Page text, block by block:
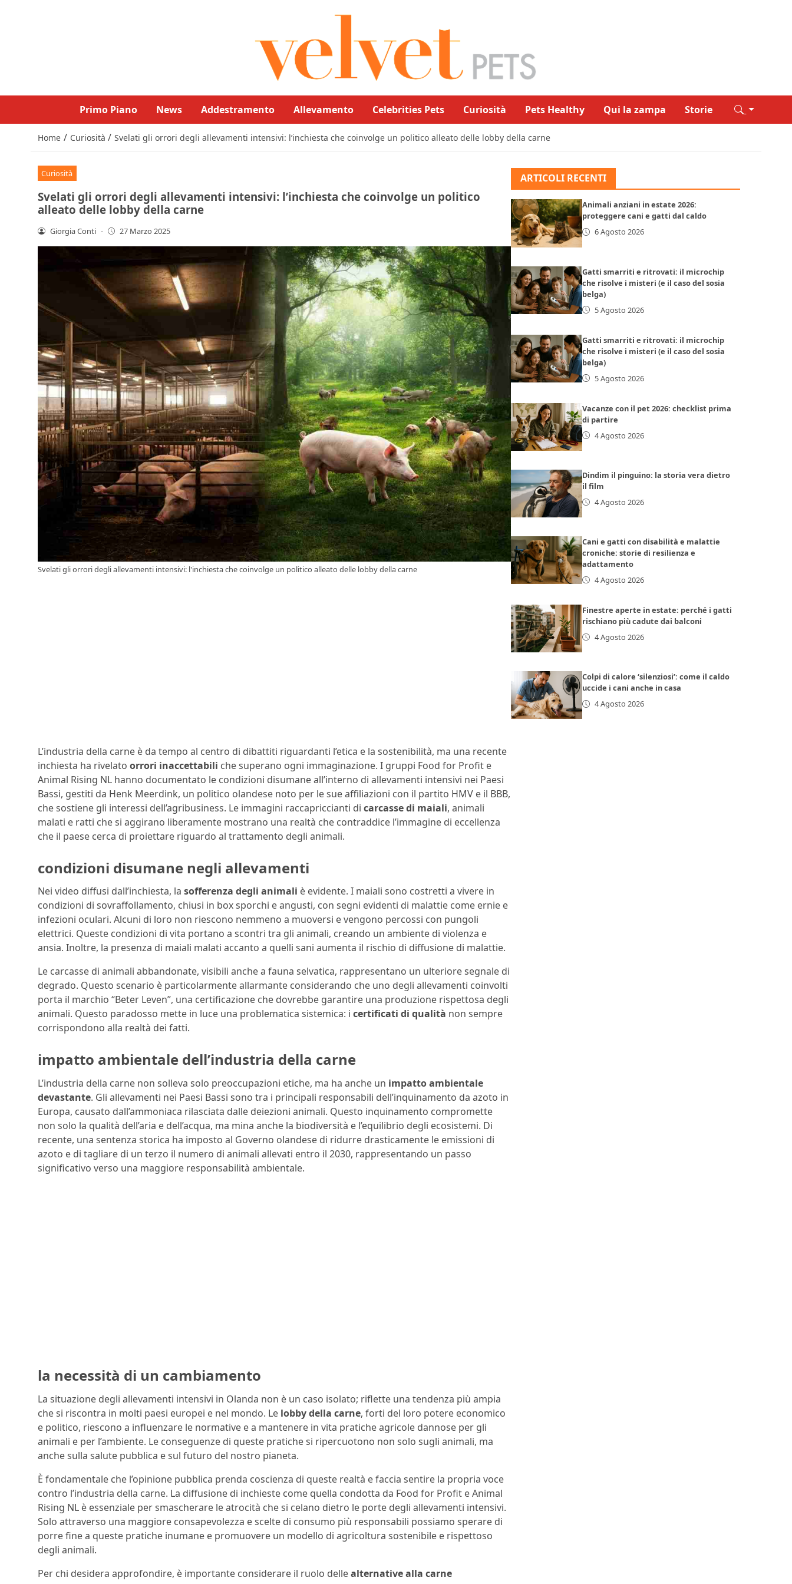
Primo Piano News Addestramento Allevamento Celebrities Pets Curiosità Pets Healthy Qui la zampa Storie
Home / Curiosità / Svelati gli orrori degli allevamenti intensivi: l’inchiesta che coinvolge un politico alleato delle lobby della carne
Curiosità
Svelati gli orrori degli allevamenti intensivi: l’inchiesta che coinvolge un politico
alleato delle lobby della carne
Giorgia Conti - 27 Marzo 2025
Svelati gli orrori degli allevamenti intensivi: l'inchiesta che coinvolge un politico alleato delle lobby della carne
L’industria della carne è da tempo al centro di dibattiti riguardanti l’etica e la sostenibilità, ma una recente
inchiesta ha rivelato orrori inaccettabili che superano ogni immaginazione. I gruppi Food for Profit e
Animal Rising NL hanno documentato le condizioni disumane all’interno di allevamenti intensivi nei Paesi
Bassi, gestiti da Henk Meerdink, un politico olandese noto per le sue affiliazioni con il partito HMV e il BBB,
che sostiene gli interessi dell’agribusiness. Le immagini raccapriccianti di carcasse di maiali, animali
malati e ratti che si aggirano liberamente mostrano una realtà che contraddice l’immagine di eccellenza
che il paese cerca di proiettare riguardo al trattamento degli animali.
condizioni disumane negli allevamenti
Nei video diffusi dall’inchiesta, la sofferenza degli animali è evidente. I maiali sono costretti a vivere in
condizioni di sovraffollamento, chiusi in box sporchi e angusti, con segni evidenti di malattie come ernie e
infezioni oculari. Alcuni di loro non riescono nemmeno a muoversi e vengono percossi con pungoli
elettrici. Queste condizioni di vita portano a scontri tra gli animali, creando un ambiente di violenza e
ansia. Inoltre, la presenza di maiali malati accanto a quelli sani aumenta il rischio di diffusione di malattie.
Le carcasse di animali abbandonate, visibili anche a fauna selvatica, rappresentano un ulteriore segnale di
degrado. Questo scenario è particolarmente allarmante considerando che uno degli allevamenti coinvolti
porta il marchio “Beter Leven”, una certificazione che dovrebbe garantire una produzione rispettosa degli
animali. Questo paradosso mette in luce una problematica sistemica: i certificati di qualità non sempre
corrispondono alla realtà dei fatti.
impatto ambientale dell’industria della carne
L’industria della carne non solleva solo preoccupazioni etiche, ma ha anche un impatto ambientale
devastante. Gli allevamenti nei Paesi Bassi sono tra i principali responsabili dell’inquinamento da azoto in
Europa, causato dall’ammoniaca rilasciata dalle deiezioni animali. Questo inquinamento compromette
non solo la qualità dell’aria e dell’acqua, ma mina anche la biodiversità e l’equilibrio degli ecosistemi. Di
recente, una sentenza storica ha imposto al Governo olandese di ridurre drasticamente le emissioni di
azoto e di tagliare di un terzo il numero di animali allevati entro il 2030, rappresentando un passo
significativo verso una maggiore responsabilità ambientale.
la necessità di un cambiamento
La situazione degli allevamenti intensivi in Olanda non è un caso isolato; riflette una tendenza più ampia
che si riscontra in molti paesi europei e nel mondo. Le lobby della carne, forti del loro potere economico
e politico, riescono a influenzare le normative e a mantenere in vita pratiche agricole dannose per gli
animali e per l’ambiente. Le conseguenze di queste pratiche si ripercuotono non solo sugli animali, ma
anche sulla salute pubblica e sul futuro del nostro pianeta.
È fondamentale che l’opinione pubblica prenda coscienza di queste realtà e faccia sentire la propria voce
contro l’industria della carne. La diffusione di inchieste come quella condotta da Food for Profit e Animal
Rising NL è essenziale per smascherare le atrocità che si celano dietro le porte degli allevamenti intensivi.
Solo attraverso una maggiore consapevolezza e scelte di consumo più responsabili possiamo sperare di
porre fine a queste pratiche inumane e promuovere un modello di agricoltura sostenibile e rispettoso
degli animali.
Per chi desidera approfondire, è importante considerare il ruolo dellealternative alla carne
ARTICOLI RECENTI
Animali anziani in estate 2026:
proteggere cani e gatti dal caldo
6 Agosto 2026
Gatti smarriti e ritrovati: il microchip
che risolve i misteri (e il caso del sosia
belga)
5 Agosto 2026
Gatti smarriti e ritrovati: il microchip
che risolve i misteri (e il caso del sosia
belga)
5 Agosto 2026
Vacanze con il pet 2026: checklist prima
di partire
4 Agosto 2026
Dindim il pinguino: la storia vera dietro
il film
4 Agosto 2026
Cani e gatti con disabilità e malattie
croniche: storie di resilienza e
adattamento
4 Agosto 2026
Finestre aperte in estate: perché i gatti
rischiano più cadute dai balconi
4 Agosto 2026
Colpi di calore ‘silenziosi’: come il caldo
uccide i cani anche in casa
4 Agosto 2026